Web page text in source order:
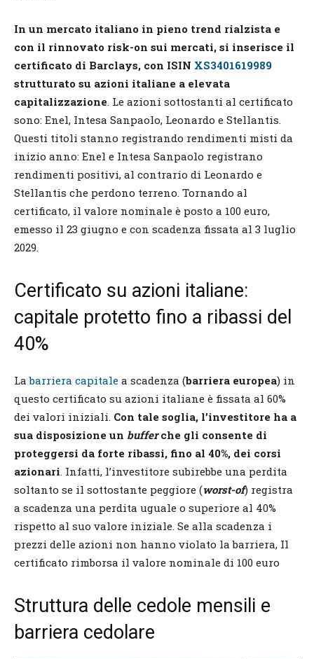
In un mercato italiano in pieno trend rialzista e
con il rinnovato risk-on sui mercati, si inserisce il
certificato di Barclays, con ISIN XS3401619989
strutturato su azioni italiane a elevata
capitalizzazione. Le azioni sottostanti al certificato
sono: Enel, Intesa Sanpaolo, Leonardo e Stellantis.
Questi titoli stanno registrando rendimenti misti da
inizio anno: Enel e Intesa Sanpaolo registrano
rendimenti positivi, al contrario di Leonardo e
Stellantis che perdono terreno. Tornando al
certificato, il valore nominale è posto a 100 euro,
emesso il 23 giugno e con scadenza fissata al 3 luglio
2029.
Certificato su azioni italiane:
capitale protetto fino a ribassi del
40%
Labarriera capitale a scadenza (barriera europea) in
questo certificato su azioni italiane è fissata al 60%
dei valori iniziali. Con tale soglia, l’investitore ha a
sua disposizione un bufferche gli consente di
proteggersi da forte ribassi, fino al 40%, dei corsi
azionari. Infatti, l’investitore subirebbe una perdita
soltanto se il sottostante peggiore (worst-of) registra
a scadenza una perdita uguale o superiore al 40%
rispetto al suo valore iniziale. Se alla scadenza i
prezzi delle azioni non hanno violato la barriera, Il
certificato rimborsa il valore nominale di 100 euro
Struttura delle cedole mensili e
barriera cedolare